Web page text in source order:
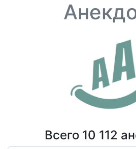
Всего 10 112